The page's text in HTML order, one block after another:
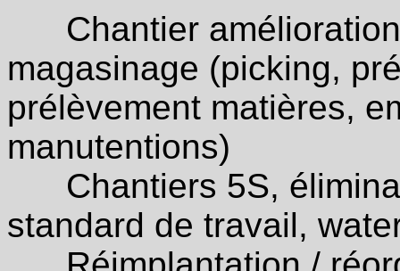
Chantier amélioration
magasinage (picking,
prélèvement matières,
manutentions)
Chantiers 5S,
standard de travail,